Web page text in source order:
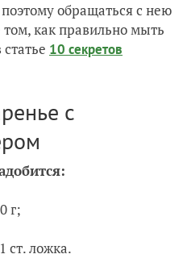
обращаться с нею
как правильно мыть
10 секретов
с
г;
ст. ложка.